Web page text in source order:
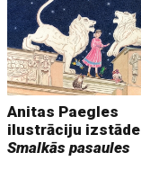
Anitas Paegles
ilustrāciju izstāde
Smalkās pasaules